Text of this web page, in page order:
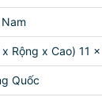
x Rộng x Cao) 11
Quốc